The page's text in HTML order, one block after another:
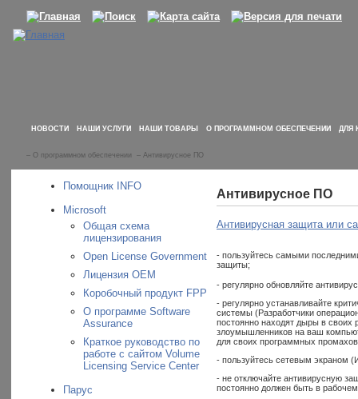
НОВОСТИ НАШИ УСЛУГИ НАШИ ТОВАРЫ О ПРОГРАММНОМ ОБЕСПЕЧЕНИИ ДЛЯ
– О программном обеспечении – Антивирусное ПО
Помощник INFO
Microsoft
Общая схема
лицензирования
Open License Government
Лицензия OEM
Коробочный продукт FPP
О программе Software
Assurance
Краткое руководство по
работе с сайтом Volume
Licensing Service Center
Парус
Антивирусное ПО
Антивирусная защита или
- пользуйтесь самыми
защиты;
- регулярно обновляйте
- регулярно устанавливайте
системы (Разработчики
постоянно находят дыры в своих
злоумышленников на ваш
для своих программных
- пользуйтесь сетевым экраном
- не отключайте антивирусную
постоянно должен быть в